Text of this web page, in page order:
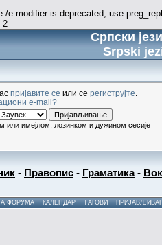
/e modifier is deprecated, use
2
Српски
Srpski
пријавите се или се региструјте
e-mail?
или имејлом, лозинком и дужином сесије
- Правопис - Граматика-
ФОРУМА КАЛЕНДАР ТАГОВИ